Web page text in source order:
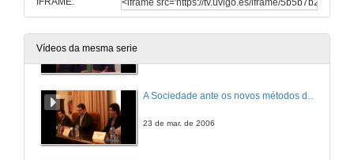
Vídeos da mesma serie
A Sociedade ante os novos métodos de comunicación
23 de mar. de 2006